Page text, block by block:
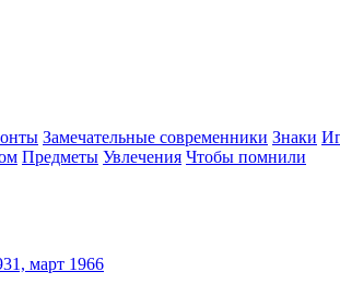
Замечательные современники Знаки
Предметы Увлечения Чтобы помнили
март 1966